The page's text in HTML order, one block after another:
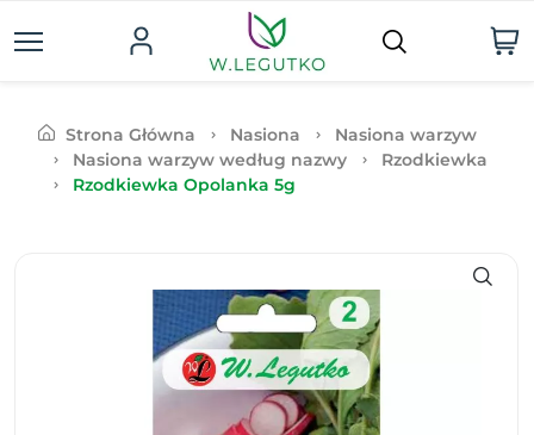
Strona Główna Nasiona
Nasiona warzyw
Nasiona warzyw według nazwy
Rzodkiewka
Rzodkiewka Opolanka 5g